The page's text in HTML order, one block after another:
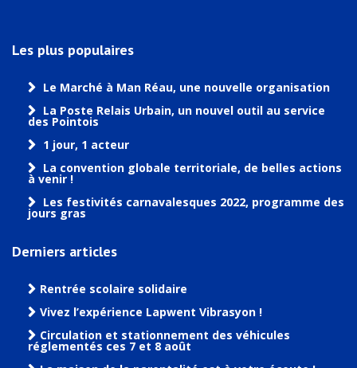
Les plus populaires
Le Marché à Man Réau, une nouvelle organisation
La Poste Relais Urbain, un nouvel outil au service
des Pointois
1 jour, 1 acteur
La convention globale territoriale, de belles actions
à venir !
Les festivités carnavalesques 2022, programme des
jours gras
Derniers articles
Rentrée scolaire solidaire
Vivez l’expérience Lapwent Vibrasyon !
Circulation et stationnement des véhicules
réglementés ces 7 et 8 août